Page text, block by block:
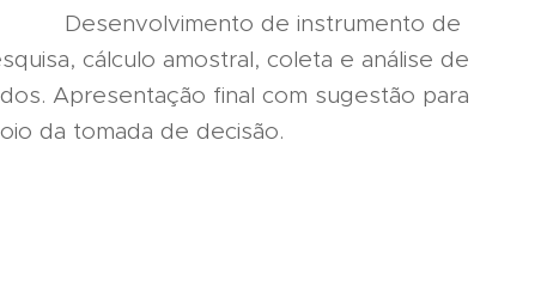
Desenvolvimento de instrumento de
cálculo amostral, coleta e análise de
Apresentação final com sugestão para
da tomada de decisão.